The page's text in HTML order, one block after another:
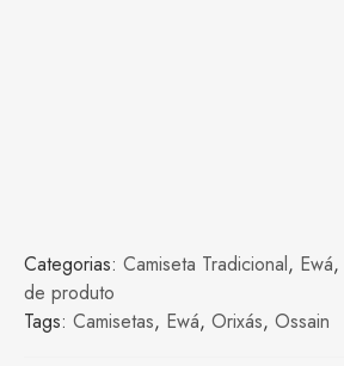
Categorias: Camiseta Tradicional, Ewá,
de produto
Tags: Camisetas, Ewá, Orixás, Ossain